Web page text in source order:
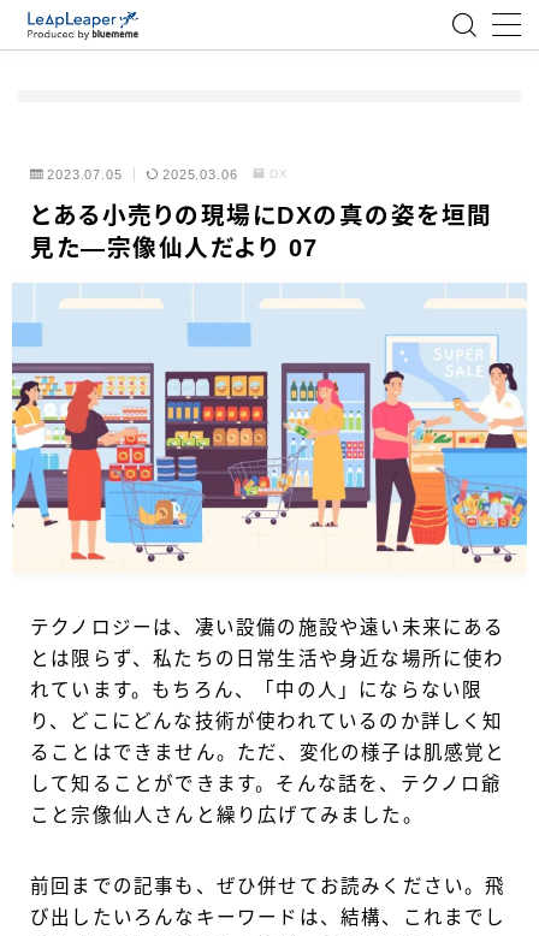
エンジニア
アジャイル
テクノロジー
BlueMeme
2023.07.05 2025.03.06 DX
とある小売りの現場にDXの真の姿を垣間
見た―宗像仙人だより 07
テクノロジーは、凄い設備の施設や遠い未来にある
とは限らず、私たちの日常生活や身近な場所に使わ
れています。もちろん、「中の人」にならない限
り、どこにどんな技術が使われているのか詳しく知
ることはできません。ただ、変化の様子は肌感覚と
して知ることができます。そんな話を、テクノロ爺
こと宗像仙人さんと繰り広げてみました。
前回までの記事も、ぜひ併せてお読みください。飛
び出したいろんなキーワードは、結構、これまでし